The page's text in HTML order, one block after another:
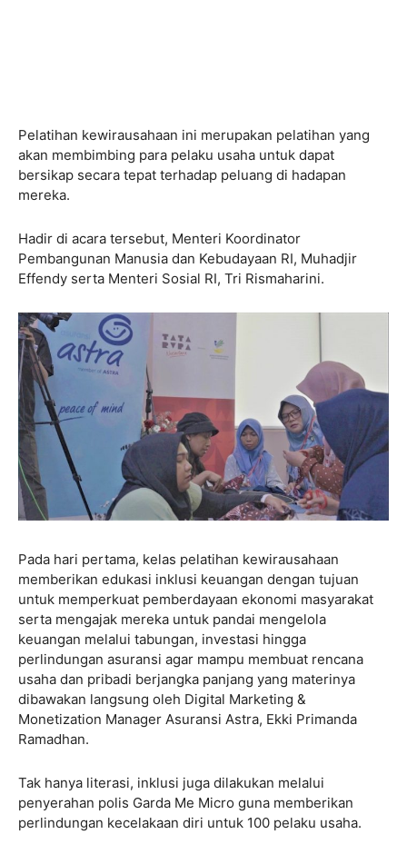
Pelatihan kewirausahaan ini merupakan pelatihan yang
akan membimbing para pelaku usaha untuk dapat
bersikap secara tepat terhadap peluang di hadapan
mereka.
Hadir di acara tersebut, Menteri Koordinator
Pembangunan Manusia dan Kebudayaan RI, Muhadjir
Effendy serta Menteri Sosial RI, Tri Rismaharini.
Pada hari pertama, kelas pelatihan kewirausahaan
memberikan edukasi inklusi keuangan dengan tujuan
untuk memperkuat pemberdayaan ekonomi masyarakat
serta mengajak mereka untuk pandai mengelola
keuangan melalui tabungan, investasi hingga
perlindungan asuransi agar mampu membuat rencana
usaha dan pribadi berjangka panjang yang materinya
dibawakan langsung oleh Digital Marketing &
Monetization Manager Asuransi Astra, Ekki Primanda
Ramadhan.
Tak hanya literasi, inklusi juga dilakukan melalui
penyerahan polis Garda Me Micro guna memberikan
perlindungan kecelakaan diri untuk 100 pelaku usaha.